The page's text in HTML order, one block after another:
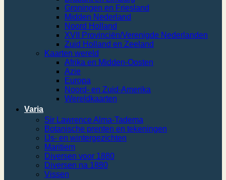
Groningen en Friesland
Midden Nederland
Noord Holland
XVII Provinciën/Verenigde Nederlanden
Zuid Holland en Zeeland
Kaarten wereld
Afrika en Midden-Oosten
Azie
Europa
Noord- en Zuid-Amerika
Wereldkaarten
Varia
Sir Lawrence Alma-Tadema
Botanische prenten en tekeningen
IJs- en wintergezichten
Maritiem
Diversen voor 1880
Diversen na 1880
Vissen